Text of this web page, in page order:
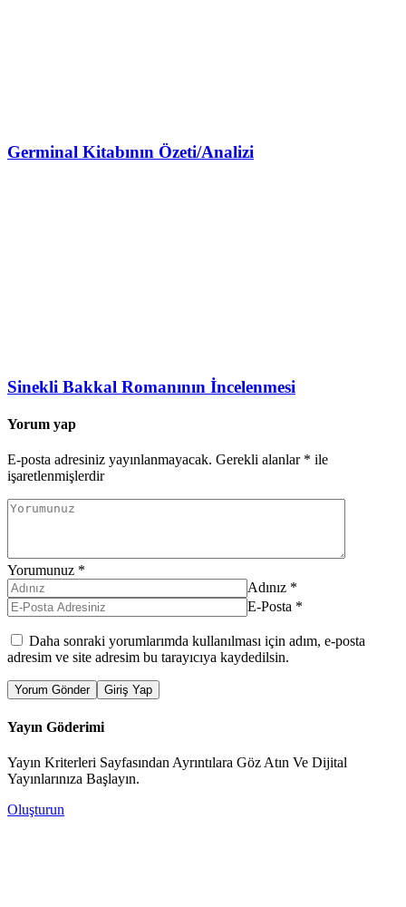
Germinal Kitabının Özeti/Analizi
Sinekli Bakkal Romanının İncelenmesi
Yorum yap
E-posta adresiniz yayınlanmayacak. Gerekli alanlar * ile
işaretlenmişlerdir
Yorumunuz *
Adınız *
E-Posta *
Daha sonraki yorumlarımda kullanılması için adım, e-posta
adresim ve site adresim bu tarayıcıya kaydedilsin.
Yorum Gönder Giriş Yap
Yayın Göderimi
Yayın Kriterleri Sayfasından Ayrıntılara Göz Atın Ve Dijital
Yayınlarınıza Başlayın.
Oluşturun